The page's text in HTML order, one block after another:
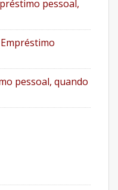
pessoal,
Empréstimo
pessoal, quando